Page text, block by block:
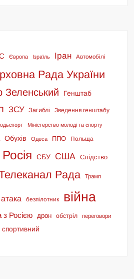
Європа Ізраїль Іран Автомобілі
Рада України
Генштаб
ЗСУ Загиблі Зведення генштабу
Міністерство молоді та спорту
Обухів Одеса ППО Польща
Росія СБУ США Слідство
Рада Трамп
атака безпілотник війна
з Росією дрон обстріл переговори
спортивний